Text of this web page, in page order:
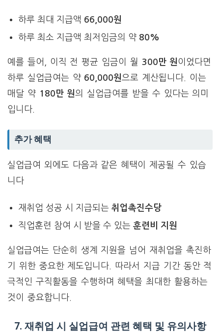
하루 최대 지급액 66,000원
하루 최소 지급액 최저임금의 약 80%
예를 들어, 이직 전 평균 임금이 월 300만 원이었다면
하루 실업급여는 약 60,000원으로 계산됩니다. 이는
매달 약 180만 원의 실업급여를 받을 수 있다는 의미
입니다.
추가 혜택
실업급여 외에도 다음과 같은 혜택이 제공될 수 있습
니다
재취업 성공 시 지급되는 취업촉진수당
직업훈련 참여 시 받을 수 있는 훈련비 지원
실업급여는 단순히 생계 지원을 넘어 재취업을 촉진하
기 위한 중요한 제도입니다. 따라서 지급 기간 동안 적
극적인 구직활동을 수행하며 혜택을 최대한 활용하는
것이 중요합니다.
7. 재취업 시 실업급여 관련 혜택 및 유의사항